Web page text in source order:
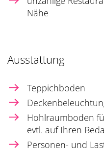
Nähe
Ausstattung
Teppichboden
Hohlraumboden
evtl. auf Ihren
Personen- und